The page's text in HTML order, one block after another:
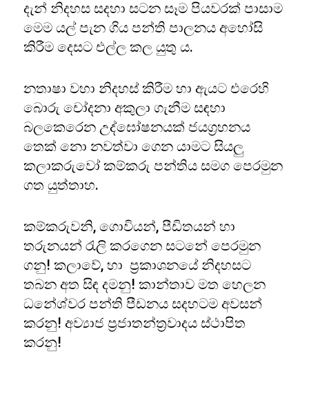
දැන් නිදහස සදහා සටන සෑම පියවරක් පාසාම
මෙම යල් පැන ගිය පන්ති පාලනය අහෝසි
කිරීම දෙසට එල්ල කල යුතු ය.
නතාෂා වහා නිදහස් කිරීම හා ඇයට එරෙහි
බොරු චෝදනා අකුලා ගැනීම සඳහා
බලකෙරෙන උද්ඝෝෂනයක් ජයග්‍රහනය
තෙක් නො නවත්වා ගෙන යාමට සියලු
කලාකරුවෝ කම්කරු පන්තිය සමග පෙරමුන
ගත යුත්තාහ.
කම්කරුවනි, ගොවියන්, පීඩිතයන් හා
තරුනයන් රැලි කරගෙන සටනේ පෙරමුන
ගනු! කලාවේ, හා ප්‍රකාශනයේ නිදහසට
තබන අත සිඳ දමනු! කාන්තාව මත හෙලන
ධනේශ්වර පන්ති පීඩනය සදහටම අවසන්
කරනු! අව්‍යාජ ප්‍රජාතන්ත්‍රවාදය ස්ථාපිත
කරනු!